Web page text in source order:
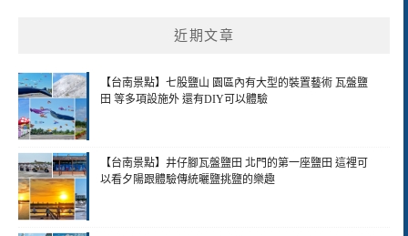
近期文章
【台南景點】七股鹽山 園區內有大型的裝置藝術 瓦盤鹽
田 等多項設施外 還有DIY可以體驗
【台南景點】井仔腳瓦盤鹽田 北門的第一座鹽田 這裡可
以看夕陽跟體驗傳統曬鹽挑鹽的樂趣